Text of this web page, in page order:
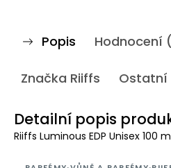
Popis Hodnocení
Značka Riiffs Ostatní
Detailní popis
Riiffs Luminous EDP Unisex 100